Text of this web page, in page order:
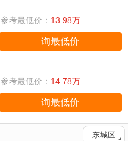
参考最低价： 13.98万
询最低价
参考最低价： 14.78万
询最低价
东城区